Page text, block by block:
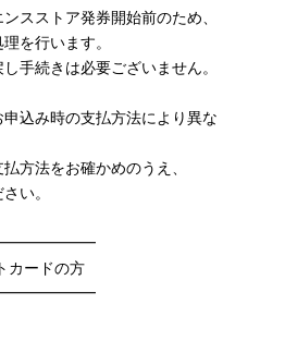
スストア発券開始前のため、
を行います。
手続きは必要ございません。
込み時の支払方法により異な
方法をお確かめのうえ、
い。
カードの方